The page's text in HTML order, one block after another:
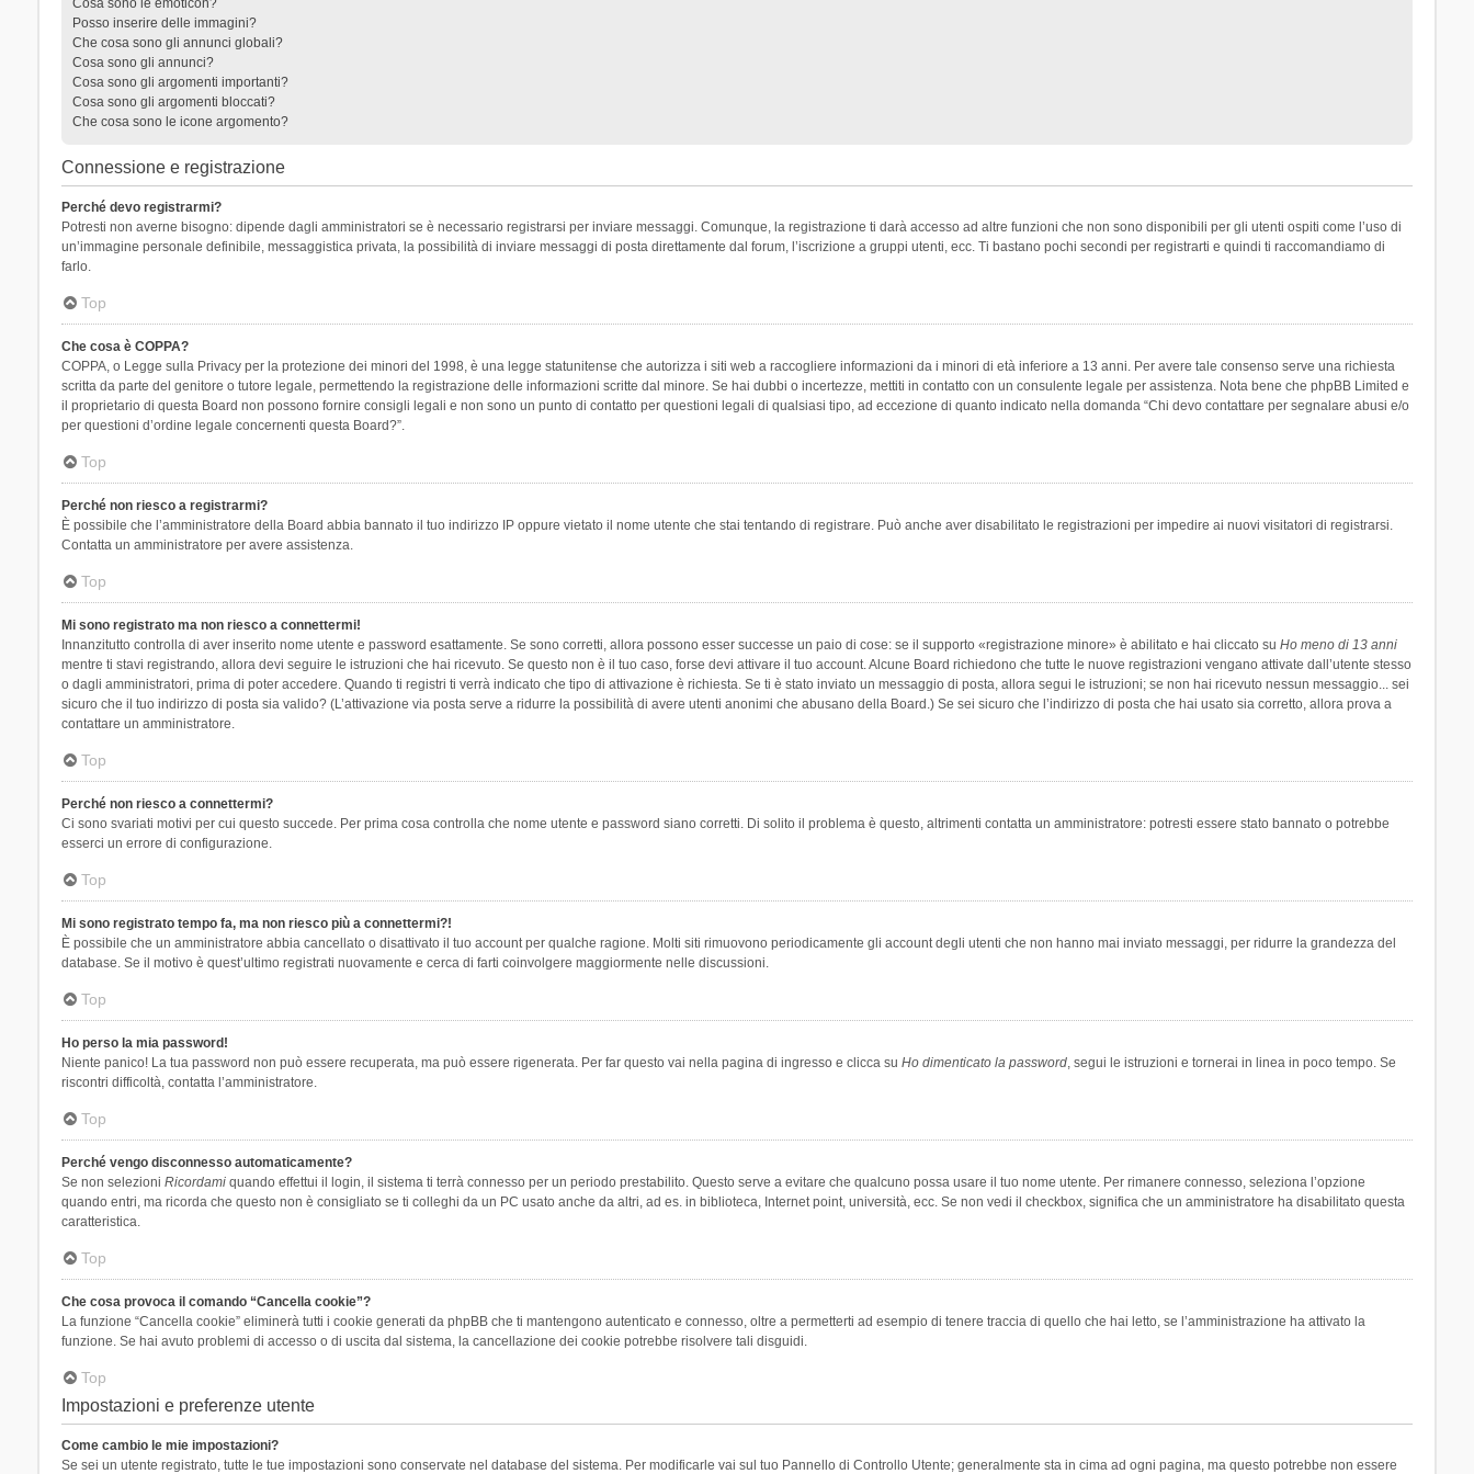
Cosa sono le emoticon?
Posso inserire delle immagini?
Che cosa sono gli annunci globali?
Cosa sono gli annunci?
Cosa sono gli argomenti importanti?
Cosa sono gli argomenti bloccati?
Che cosa sono le icone argomento?
Connessione e registrazione
Perché devo registrarmi?
Potresti non averne bisogno: dipende dagli amministratori se è necessario registrarsi per inviare messaggi. Comunque, la registrazione ti darà accesso ad altre funzioni che non sono disponibili per gli utenti ospiti come l’uso di
un’immagine personale definibile, messaggistica privata, la possibilità di inviare messaggi di posta direttamente dal forum, l’iscrizione a gruppi utenti, ecc. Ti bastano pochi secondi per registrarti e quindi ti raccomandiamo di
farlo.
Top
Che cosa è COPPA?
COPPA, o Legge sulla Privacy per la protezione dei minori del 1998, è una legge statunitense che autorizza i siti web a raccogliere informazioni da i minori di età inferiore a 13 anni. Per avere tale consenso serve una richiesta
scritta da parte del genitore o tutore legale, permettendo la registrazione delle informazioni scritte dal minore. Se hai dubbi o incertezze, mettiti in contatto con un consulente legale per assistenza. Nota bene che phpBB Limited e
il proprietario di questa Board non possono fornire consigli legali e non sono un punto di contatto per questioni legali di qualsiasi tipo, ad eccezione di quanto indicato nella domanda “Chi devo contattare per segnalare abusi e/o
per questioni d’ordine legale concernenti questa Board?”.
Top
Perché non riesco a registrarmi?
È possibile che l’amministratore della Board abbia bannato il tuo indirizzo IP oppure vietato il nome utente che stai tentando di registrare. Può anche aver disabilitato le registrazioni per impedire ai nuovi visitatori di registrarsi.
Contatta un amministratore per avere assistenza.
Top
Mi sono registrato ma non riesco a connettermi!
Innanzitutto controlla di aver inserito nome utente e password esattamente. Se sono corretti, allora possono esser successe un paio di cose: se il supporto «registrazione minore» è abilitato e hai cliccato su Ho meno di 13 anni
mentre ti stavi registrando, allora devi seguire le istruzioni che hai ricevuto. Se questo non è il tuo caso, forse devi attivare il tuo account. Alcune Board richiedono che tutte le nuove registrazioni vengano attivate dall’utente stesso
o dagli amministratori, prima di poter accedere. Quando ti registri ti verrà indicato che tipo di attivazione è richiesta. Se ti è stato inviato un messaggio di posta, allora segui le istruzioni; se non hai ricevuto nessun messaggio... sei
sicuro che il tuo indirizzo di posta sia valido? (L’attivazione via posta serve a ridurre la possibilità di avere utenti anonimi che abusano della Board.) Se sei sicuro che l’indirizzo di posta che hai usato sia corretto, allora prova a
contattare un amministratore.
Top
Perché non riesco a connettermi?
Ci sono svariati motivi per cui questo succede. Per prima cosa controlla che nome utente e password siano corretti. Di solito il problema è questo, altrimenti contatta un amministratore: potresti essere stato bannato o potrebbe
esserci un errore di configurazione.
Top
Mi sono registrato tempo fa, ma non riesco più a connettermi?!
È possibile che un amministratore abbia cancellato o disattivato il tuo account per qualche ragione. Molti siti rimuovono periodicamente gli account degli utenti che non hanno mai inviato messaggi, per ridurre la grandezza del
database. Se il motivo è quest’ultimo registrati nuovamente e cerca di farti coinvolgere maggiormente nelle discussioni.
Top
Ho perso la mia password!
Niente panico! La tua password non può essere recuperata, ma può essere rigenerata. Per far questo vai nella pagina di ingresso e clicca su Ho dimenticato la password, segui le istruzioni e tornerai in linea in poco tempo. Se
riscontri difficoltà, contatta l’amministratore.
Top
Perché vengo disconnesso automaticamente?
Se non selezioni Ricordamiquando effettui il login, il sistema ti terrà connesso per un periodo prestabilito. Questo serve a evitare che qualcuno possa usare il tuo nome utente. Per rimanere connesso, seleziona l’opzione
quando entri, ma ricorda che questo non è consigliato se ti colleghi da un PC usato anche da altri, ad es. in biblioteca, Internet point, università, ecc. Se non vedi il checkbox, significa che un amministratore ha disabilitato questa
caratteristica.
Top
Che cosa provoca il comando “Cancella cookie”?
La funzione “Cancella cookie” eliminerà tutti i cookie generati da phpBB che ti mantengono autenticato e connesso, oltre a permetterti ad esempio di tenere traccia di quello che hai letto, se l’amministrazione ha attivato la
funzione. Se hai avuto problemi di accesso o di uscita dal sistema, la cancellazione dei cookie potrebbe risolvere tali disguidi.
Top
Impostazioni e preferenze utente
Come cambio le mie impostazioni?
Se sei un utente registrato, tutte le tue impostazioni sono conservate nel database del sistema. Per modificarle vai sul tuo Pannello di Controllo Utente; generalmente sta in cima ad ogni pagina, ma questo potrebbe non essere